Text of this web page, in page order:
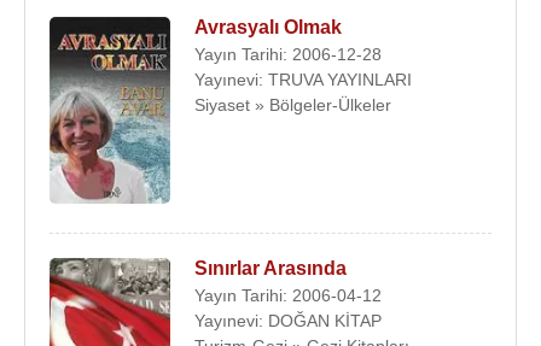
Avrasyalı Olmak
Yayın Tarihi: 2006-12-28
Yayınevi: TRUVA YAYINLARI
Siyaset » Bölgeler-Ülkeler
Sınırlar Arasında
Yayın Tarihi: 2006-04-12
Yayınevi: DOĞAN KİTAP